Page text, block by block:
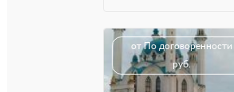
от По договоренности
руб.